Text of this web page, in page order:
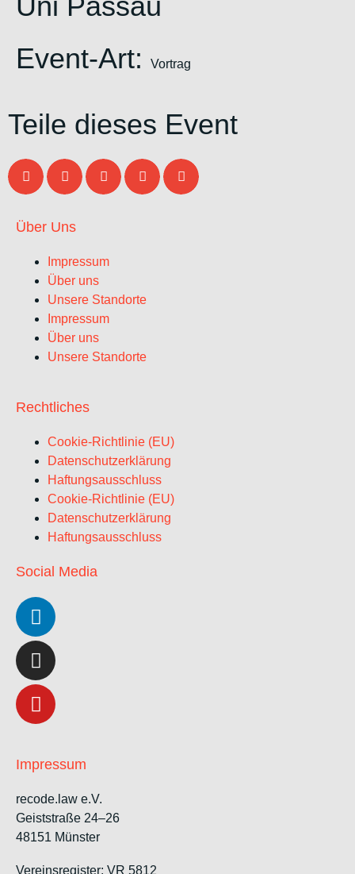
Event-Art:
Vortrag
Teile dieses Event
Über Uns
Impressum
Über uns
Unsere Standorte
Impressum
Über uns
Unsere Standorte
Rechtliches
Cookie-Richtlinie (EU)
Datenschutzerklärung
Haftungsausschluss
Cookie-Richtlinie (EU)
Datenschutzerklärung
Haftungsausschluss
Social Media
Impressum
recode.law e.V.
Geiststraße 24–26
48151 Münster
Vereinsregister: VR 5812